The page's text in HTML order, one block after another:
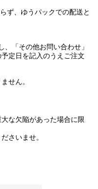
ず、ゆうパックでの配送と
「その他お問い合わせ」
定日を記入のうえご注文
せん。
な欠陥があった場合に限
さいませ。